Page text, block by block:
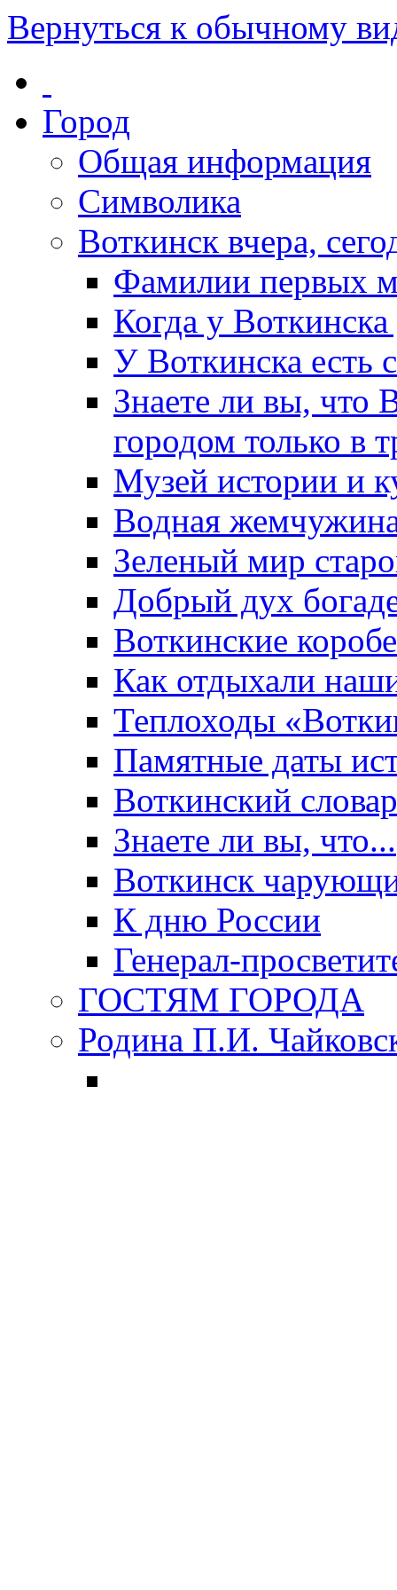
Вернуться к обычному
Город
Общая информация
Символика
Воткинск вчера,
Фамилии первых
Когда у
У Воткинска есть
Знаете ли вы, что
городом только в
Музей истории и
Водная
Зеленый мир
Добрый дух
Воткинские
Как отдыхали
Теплоходы
Памятные даты
Воткинский
Знаете ли вы, что...
Воткинск
К дню России
Генерал-
ГОСТЯМ ГОРОДА
Родина П.И.